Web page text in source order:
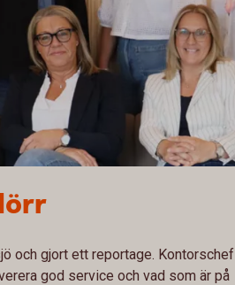
och gjort ett reportage. Kontorschef
god service och vad som är på